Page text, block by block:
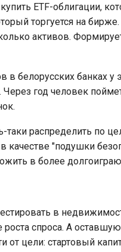
ETF-облигации,
торгуется на
активов.
белорусских банках у
Через год человек
таки распределить по
"подушки
в более
в
спроса. А
от цели: стартовый